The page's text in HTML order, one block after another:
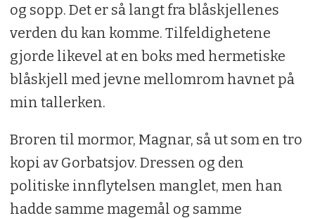
og sopp. Det er så langt fra blåskjellenes
verden du kan komme. Tilfeldighetene
gjorde likevel at en boks med hermetiske
blåskjell med jevne mellomrom havnet på
min tallerken.
Broren til mormor, Magnar, så ut som en tro
kopi av Gorbatsjov. Dressen og den
politiske innflytelsen manglet, men han
hadde samme magemål og samme